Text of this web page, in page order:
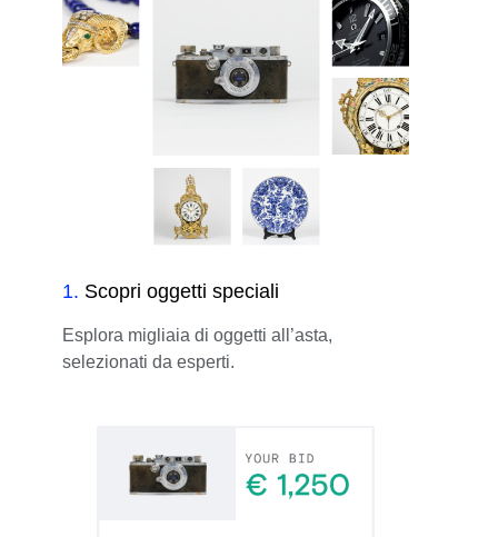
1. Scopri oggetti speciali
Esplora migliaia di oggetti all’asta,
selezionati da esperti.